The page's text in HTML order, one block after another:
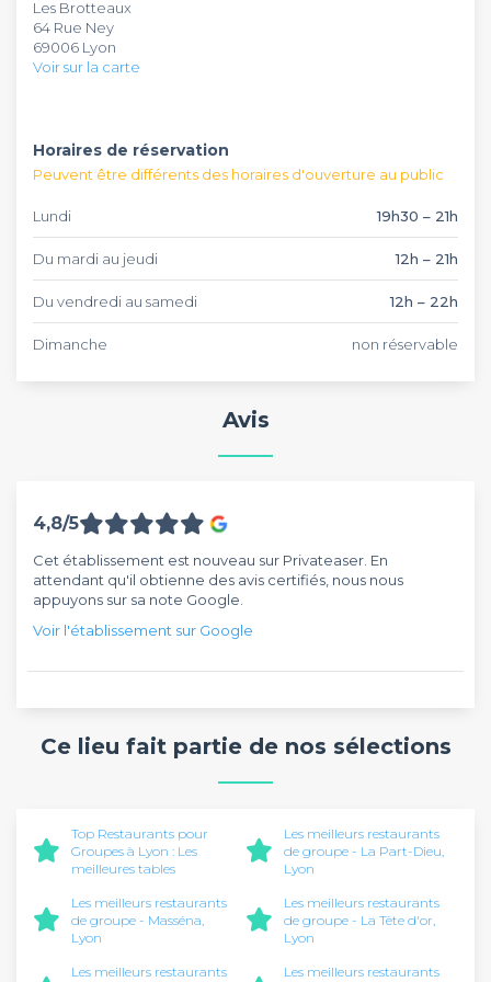
afterwork, un anniversaire ou un repas d'équipe.
d'affaire. N'attendez pas pour envoyer votre demande de
réservation sur Privateaser, c'est gratuit et sans engagement
!
Les Brotteaux
64 Rue Ney
69006 Lyon
Voir sur la carte
Horaires de réservation
Peuvent être différents des horaires d'ouverture au public
Lundi 19h30 – 21h
Du mardi au jeudi 12h – 21h
Du vendredi au samedi 12h – 22h
Dimanche non réservable
Avis
4,8/5
Cet établissement est nouveau sur Privateaser. En
attendant qu'il obtienne des avis certifiés, nous nous
appuyons sur sa note Google.
Voir l'établissement sur Google
Ce lieu fait partie de nos sélections
Top Restaurants pour
Groupes à Lyon : Les
meilleures tables
Les meilleurs restaurants
de groupe - La Part-Dieu,
Lyon
Les meilleurs restaurants
de groupe - Masséna,
Lyon
Les meilleurs restaurants
de groupe - La Tête d'or,
Lyon
Les meilleurs restaurants
Les meilleurs restaurants